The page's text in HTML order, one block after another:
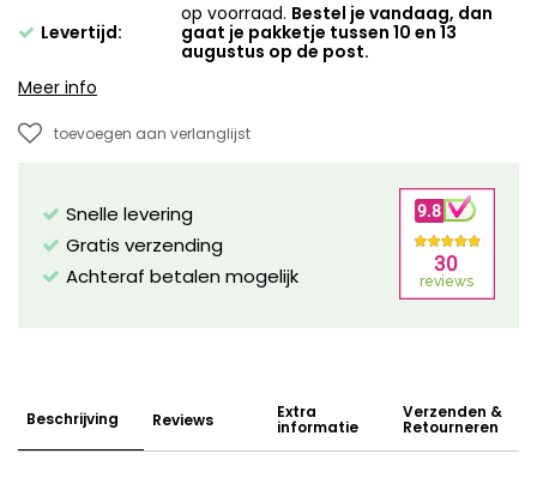
Levertijd:
op voorraad. Bestel je vandaag, dan
gaat je pakketje tussen 10 en 13
augustus op de post.
Meer info
toevoegen aan verlanglijst
Snelle levering
Gratis verzending
Achteraf betalen mogelijk
Beschrijving Reviews Extra
informatie
Verzenden &
Retourneren